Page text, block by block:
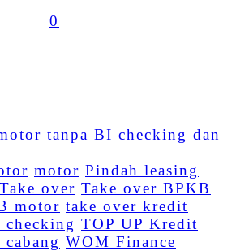
0
motor Pindah leasing
Take over Take over BPKB
motor take over kredit
checking TOP UP Kredit
WOM Finance